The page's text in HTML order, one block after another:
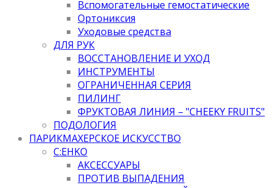
Вспомогательные гемостатические
Ортониксия
Уходовые средства
ДЛЯ РУК
ВОССТАНОВЛЕНИЕ И УХОД
ИНСТРУМЕНТЫ
ОГРАНИЧЕННАЯ СЕРИЯ
ПИЛИНГ
ФРУКТОВАЯ ЛИНИЯ – "CHEEKY FRUITS"
ПОДОЛОГИЯ
ПАРИКМАХЕРСКОЕ ИСКУССТВО
C:EHKO
АКСЕССУАРЫ
ПРОТИВ ВЫПАДЕНИЯ